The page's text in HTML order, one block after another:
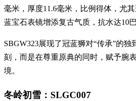
毫米，厚度11.6毫米，比例得体，尤
蓝宝石表镜增添复古气质，抗水达10巴
SBGW323展现了冠蓝狮对“传承”的独
刻，而是在尊重原典的同时，赋予腕
境。
冬岭初雪：SLGC007